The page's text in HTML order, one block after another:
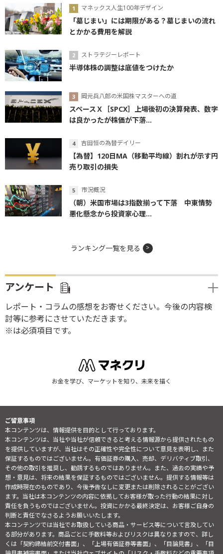
マネックス人生100年デザイン
「墓じまい」には期限がある？墓じまいの流れ
とかかる費用を解説
ストラテジーレポート
半導体株の調整は底値をつけたか
岡元兵八郎の米国株マスターへの道
スペースＸ［SPCX］上場後初の決算発表、数字
は良かったが株価が下落...
吉田恒の為替デイリー
【為替】120日MA（移動平均線）割れが示す円
売り取引の損失
市況概況
（朝）米国市場は3指数揃って下落 中東情勢
悪化懸念から投資家心理...
ランキング一覧を見る
アンケート
レポート・コラムの感想をお寄せください。今後の内容検
討等に参考にさせていただきます。
※は必須項目です。
お金を学び、マーケットを知り、未来を描く
ご留意事項
本コンテンツは、情報提供を目的として行っております。
本コンテンツは、当社や当社が信頼できると考える情報源から提供されたもの
を提供していますが、当社はその正確性や完全性について意見を表明し、また
保証するものではございません。有価証券の購入、売却、デリバティブ取引、
その他の取引を推奨し、勧誘するものではありません。また、過去の実績や予
想・意見は、将来の結果を保証するものではございません。提供する情報等は
作成時現在のものであり、今後予告なしに変更または削除されることがござい
ます。当社は本コンテンツの内容に依拠してお客様が取った行動の結果に対し
責任を負うものではございません。投資にかかる最終決定は、お客様ご自身の
判断と責任でなさるようお願いいたします。
本コンテンツでは当社でお取扱している商品・サービス等について言及してい
る部分があります。商品ごとに手数料等およびリスクは異なりますので、詳し
くは「契約締結前交付書面」、「上場有価証券等書面」、「目論見書」、「目